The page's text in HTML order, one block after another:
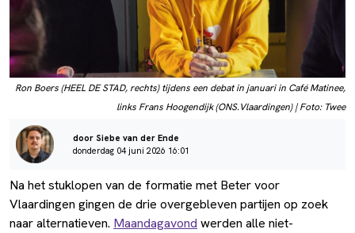
Ron Boers (HEEL DE STAD, rechts) tijdens een debat in januari in Café Matinee,
links Frans Hoogendijk (ONS.Vlaardingen) | Foto: Twee
door Siebe van der Ende
donderdag 04 juni 2026 16:01
Na het stuklopen van de formatie met Beter voor
Vlaardingen gingen de drie overgebleven partijen op zoek
naar alternatieven. Maandagavond werden alle niet-